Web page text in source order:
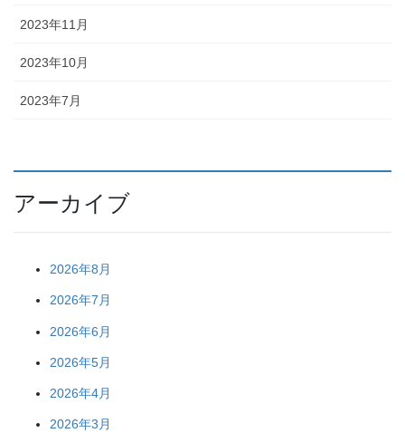
2023年11月
2023年10月
2023年7月
アーカイブ
2026年8月
2026年7月
2026年6月
2026年5月
2026年4月
2026年3月